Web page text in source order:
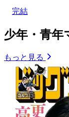
完結
少年・青年
もっと見る